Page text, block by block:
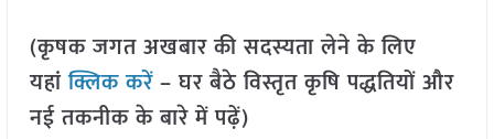
(कृषक जगत अखबार की सदस्यता लेने के लिए
यहांक्लिक करें– घर बैठे विस्तृत कृषि पद्धतियों और
नई तकनीक के बारे में पढ़ें)